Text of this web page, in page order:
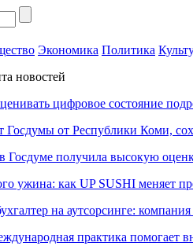
Экономика Политика
новостей
цифровое состояние
от Республики Коми,
Госдуме получила высокую
ужина: как UP SUSHI меняет
на аутсорсинге:
практика помогает